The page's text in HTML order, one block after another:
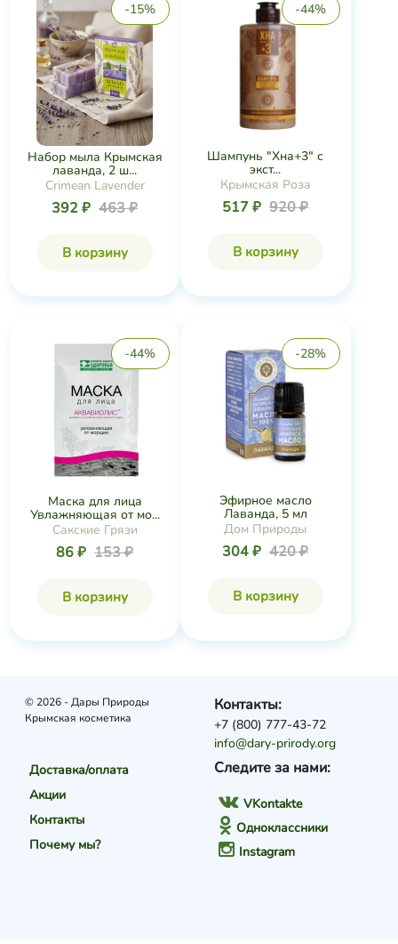
-15%
Набор мыла Крымская
лаванда, 2 ш...
Crimean Lavender
392 ₽ 463 ₽
В корзину
-44%
Шампунь "Хна+3" с
экст...
Крымская Роза
517 ₽ 920 ₽
В корзину
-44%
Маска для лица
Увлажняющая от мо...
Сакские Грязи
86 ₽ 153 ₽
В корзину
-28%
Эфирное масло
Лаванда, 5 мл
Дом Природы
304 ₽ 420 ₽
В корзину
© 2026 - Дары Природы
Крымская косметика
Доставка/оплата
Акции
Контакты
Почему мы?
Следите за нами:
VKontakte
Одноклассники
Instagram
Контакты:
+7 (800) 777-43-72
info@dary-prirody.org